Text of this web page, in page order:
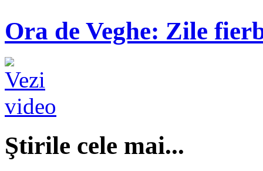
Ora de Veghe: Zile
Ştirile cele mai...